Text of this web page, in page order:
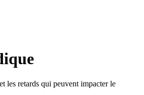
les retards qui peuvent impacter le